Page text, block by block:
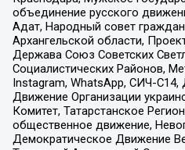
объединение русского
Адат, Народный совет
Архангельской области,
Держава Союз Советских
Социалистических Районов,
Instagram, WhatsApp, СИЧ-С14,
Движение Организации
Комитет, Татарстанское
общественное движение,
Демократическое Движение